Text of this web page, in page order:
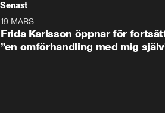
Senast
19 MARS
Frida Karlsson öppnar för
”en omförhandling med mig